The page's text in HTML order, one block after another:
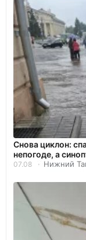
Снова циклон:
непогоде, а
07.08 Нижний